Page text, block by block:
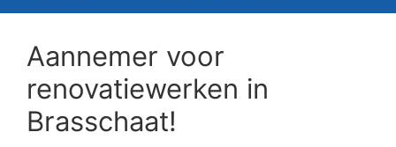
Aannemer voor
renovatiewerken in
Brasschaat!